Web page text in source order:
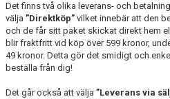
Det finns två olika leverans- och
välja ”Direktköp” vilket innebär att den
och de får sitt paket skickat direkt hem
blir fraktfritt vid köp över 599 kronor,
49 kronor. Detta gör det smidigt och
beställa från dig!
Det går också att välja ”Leverans via